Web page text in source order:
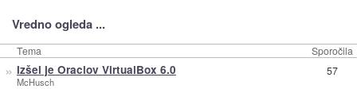
Vredno ogleda ...
Tema Sporočila
» Izšel je Oraclov VirtualBox 6.0
McHusch
57